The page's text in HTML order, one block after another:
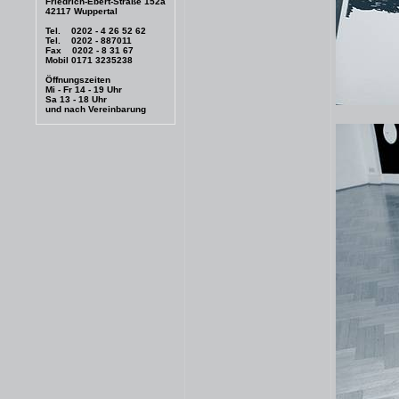
42117 Wuppertal
Tel. 0202 - 4 26 52 62
Tel. 0202 - 887011
Fax 0202 - 8 31 67
Mobil 0171 3235238
Öffnungszeiten
Mi - Fr 14 - 19 Uhr
Sa 13 - 18 Uhr
und nach Vereinbarung